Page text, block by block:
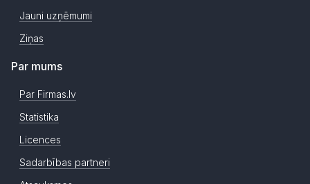
Jauni uzņēmumi
Ziņas
Par mums
Par Firmas.lv
Statistika
Licences
Sadarbības partneri